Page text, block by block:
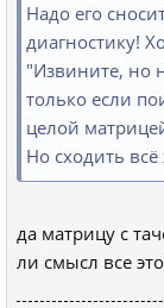
Надо его
диагностику!
"Извините, но
только если
целой
Но сходить
да матрицу с
ли смысл все